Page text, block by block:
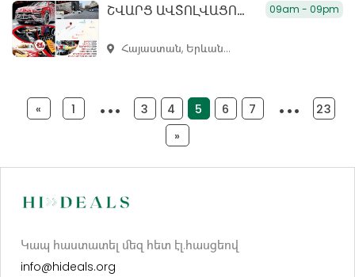
ՇՎԱՐՑ ԱՎՏՈԼՎԱՑՈԻՄ ԵՐԵՎԱՆ 09am - 09pm
Հայաստան, Երևան...
« 1 2 3 4 5 6 7 8
23
»
Կապ հաստատել մեզ հետ էլ.հասցեով
info@hideals.org